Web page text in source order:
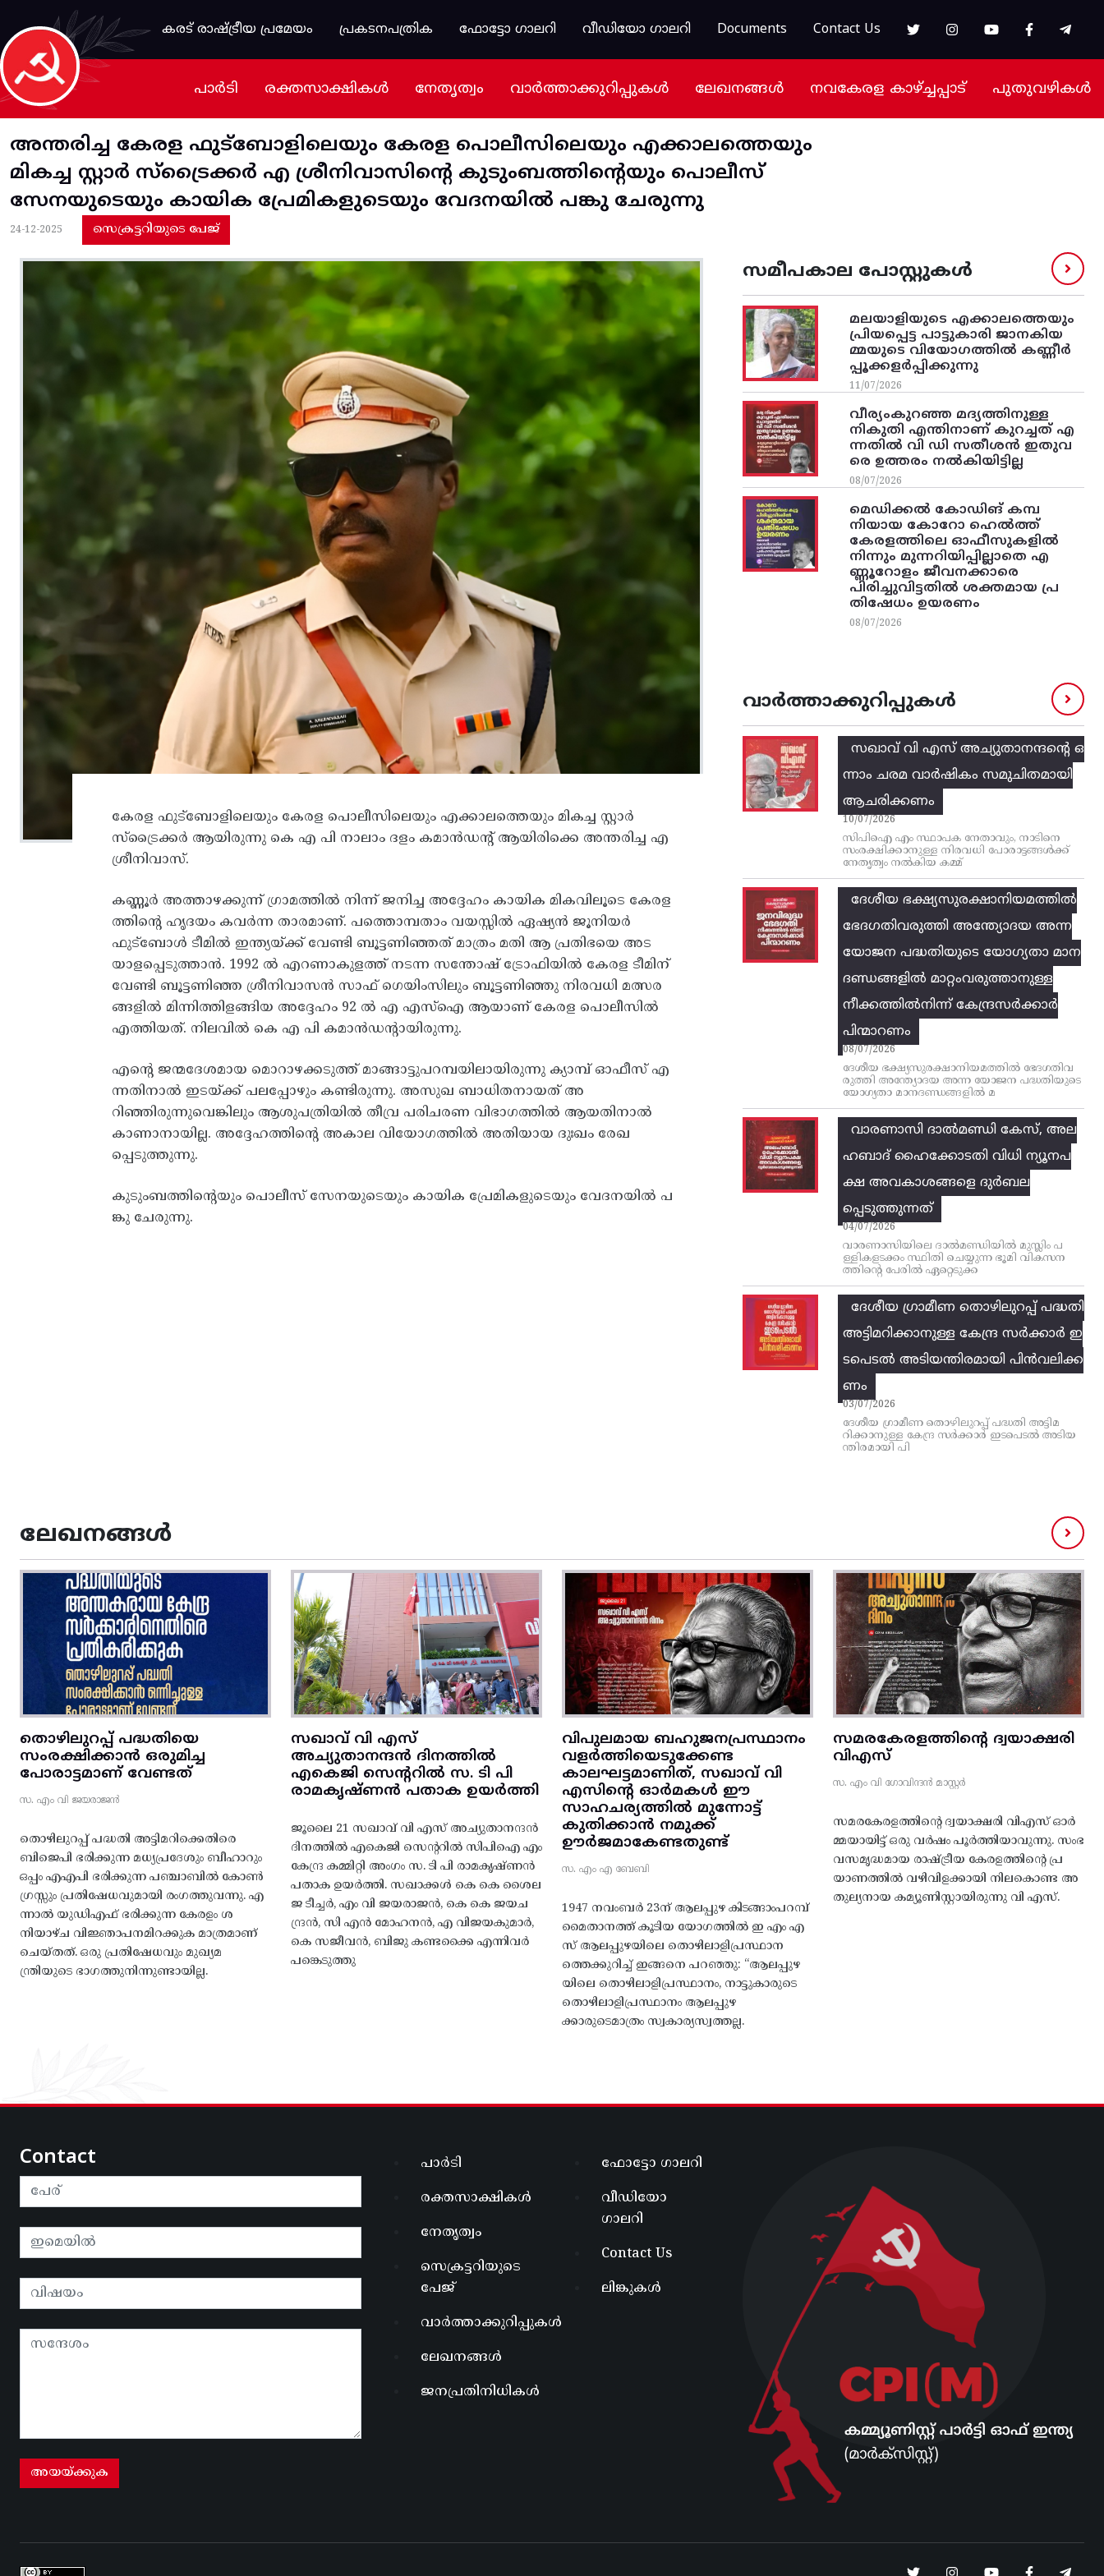
Skip to main content
കരട് രാഷ്ട്രീയ പ്രമേയം
പ്രകടനപത്രിക ഫോട്ടോ ഗാലറി വീഡിയോ ഗാലറി Documents Contact Us
പാർടി രക്തസാക്ഷികൾ നേതൃത്വം വാർത്താക്കുറിപ്പുകൾ ലേഖനങ്ങൾ നവകേരള കാഴ്ച്ചപ്പാട് പുതുവഴികൾ
അന്തരിച്ച കേരള ഫുട്ബോളിലെയും കേരള പൊലീസിലെയും എക്കാലത്തെയും
മികച്ച സ്റ്റാർ സ്ട്രൈക്കർ എ ശ്രീനിവാസിൻ്റെ കുടുംബത്തിൻ്റെയും പൊലീസ്
സേനയുടെയും കായിക പ്രേമികളുടെയും വേദനയിൽ പങ്കു ചേരുന്നു
24-12-2025 സെക്രട്ടറിയുടെ പേജ്
കേരള ഫുട്ബോളിലെയും കേരള പൊലീസിലെയും എക്കാലത്തെയും മികച്ച സ്റ്റാർ
സ്ട്രൈക്കർ ആയിരുന്നു കെ എ പി നാലാം ദളം കമാൻഡൻ്റ് ആയിരിക്കെ അന്തരിച്ച എ
ശ്രീനിവാസ്.
കണ്ണൂർ അത്താഴക്കുന്ന് ഗ്രാമത്തിൽ നിന്ന് ജനിച്ച അദ്ദേഹം കായിക മികവിലൂടെ കേരള
ത്തിൻ്റെ ഹൃദയം കവർന്ന താരമാണ്. പത്തൊമ്പതാം വയസ്സിൽ ഏഷ്യൻ ജൂനിയർ
ഫുട്‌ബോൾ ടീമിൽ ഇന്ത്യയ്ക്ക് വേണ്ടി ബൂട്ടണിഞ്ഞത് മാത്രം മതി ആ പ്രതിഭയെ അട
യാളപ്പെടുത്താൻ. 1992 ൽ എറണാകുളത്ത് നടന്ന സന്തോഷ് ട്രോഫിയിൽ കേരള ടീമിന്
വേണ്ടി ബൂട്ടണിഞ്ഞ ശ്രീനിവാസൻ സാഫ് ഗെയിംസിലും ബൂട്ടണിഞ്ഞു നിരവധി മത്സര
ങ്ങളിൽ മിന്നിത്തിളങ്ങിയ അദ്ദേഹം 92 ൽ എ എസ്ഐ ആയാണ് കേരള പൊലീസിൽ
എത്തിയത്. നിലവിൽ കെ എ പി കമാൻഡൻ്റായിരുന്നു.
എൻ്റെ ജന്മദേശമായ മൊറാഴക്കടുത്ത് മാങ്ങാട്ടുപറമ്പയിലായിരുന്നു ക്യാമ്പ് ഓഫീസ് എ
ന്നതിനാൽ ഇടയ്ക്ക് പലപ്പോഴും കണ്ടിരുന്നു. അസുഖ ബാധിതനായത് അ
റിഞ്ഞിരുന്നുവെങ്കിലും ആശുപത്രിയിൽ തീവ്ര പരിചരണ വിഭാഗത്തിൽ ആയതിനാൽ
കാണാനായില്ല. അദ്ദേഹത്തിൻ്റെ അകാല വിയോഗത്തിൽ അതിയായ ദുഃഖം രേഖ
പ്പെടുത്തുന്നു.
കുടുംബത്തിൻ്റെയും പൊലീസ് സേനയുടെയും കായിക പ്രേമികളുടെയും വേദനയിൽ പ
ങ്കു ചേരുന്നു.
സമീപകാല പോസ്റ്റുകൾ
മലയാളിയുടെ എക്കാലത്തെയും
പ്രിയപ്പെട്ട പാട്ടുകാരി ജാനകിയ
മ്മയുടെ വിയോഗത്തിൽ കണ്ണീർ
പ്പൂക്കളർപ്പിക്കുന്നു
11/07/2026
വീര്യംകുറഞ്ഞ മദ്യത്തിനുള്ള
നികുതി എന്തിനാണ് കുറച്ചത് എ
ന്നതിൽ വി ഡി സതീശൻ ഇതുവ
രെ ഉത്തരം നൽകിയിട്ടില്ല
08/07/2026
മെഡിക്കൽ കോഡിങ് കമ്പ
നിയായ കോറോ ഹെൽത്ത്
കേരളത്തിലെ ഓഫീസുകളിൽ
നിന്നും മുന്നറിയിപ്പില്ലാതെ എ
ണ്ണൂറോളം ജീവനക്കാരെ
പിരിച്ചുവിട്ടതിൽ‌ ശക്തമായ പ്ര
തിഷേധം ഉയരണം
08/07/2026
വാർത്താക്കുറിപ്പുകൾ
സഖാവ് വി എസ്‌ അച്യുതാനന്ദന്റെ ഒ
ന്നാം ചരമ വാര്‍ഷികം സമുചിതമായി
ആചരിക്കണം
10/07/2026
സിപിഐ എം സ്ഥാപക നേതാവും, നാടിനെ
സംരക്ഷിക്കാനുള്ള നിരവധി പോരാട്ടങ്ങള്‍ക്ക്‌
നേതൃത്വം നല്‍കിയ കമ്മ്
ദേശീയ ഭക്ഷ്യസുരക്ഷാനിയമത്തിൽ
ഭേദഗതിവരുത്തി അന്ത്യോദയ അന്ന
യോജന പദ്ധതിയുടെ യോഗ്യതാ മാന
ദണ്ഡങ്ങളിൽ മാറ്റംവരുത്താനുള്ള
നീക്കത്തിൽനിന്ന്‌ കേന്ദ്രസർക്കാർ
പിന്മാറണം
08/07/2026
ദേശീയ ഭക്ഷ്യസുരക്ഷാനിയമത്തിൽ ഭേദഗതിവ
രുത്തി അന്ത്യോദയ അന്ന യോജന പദ്ധതിയുടെ
യോഗ്യതാ മാനദണ്ഡങ്ങളിൽ മ
വാരണാസി ദാൽമണ്ഡി കേസ്, അല
ഹബാദ് ഹൈക്കോടതി വിധി ന്യൂനപ
ക്ഷ അവകാശങ്ങളെ ദുർബല
പ്പെടുത്തുന്നത്
04/07/2026
വാരണാസിയിലെ ദാൽമണ്ഡിയിൽ മുസ്ലിം പ
ള്ളികളടക്കം സ്ഥിതി ചെയ്യുന്ന ഭൂമി വികസന
ത്തിന്റെ പേരിൽ ഏറ്റെടുക്ക
ദേശീയ ഗ്രാമീണ തൊഴിലുറപ്പ്‌ പദ്ധതി
അട്ടിമറിക്കാനുള്ള കേന്ദ്ര സര്‍ക്കാര്‍ ഇ
ടപെടല്‍ അടിയന്തിരമായി പിന്‍വലിക്ക
ണം
03/07/2026
ദേശീയ ഗ്രാമീണ തൊഴിലുറപ്പ്‌ പദ്ധതി അട്ടിമ
റിക്കാനുള്ള കേന്ദ്ര സര്‍ക്കാര്‍ ഇടപെടല്‍ അടിയ
ന്തിരമായി പി
ലേഖനങ്ങൾ
തൊഴിലുറപ്പ് പദ്ധതിയെ
സംരക്ഷിക്കാൻ ഒരുമിച്ച
പോരാട്ടമാണ് വേണ്ടത്
സ. എം വി ജയരാജൻ
തൊഴിലുറപ്പ് പദ്ധതി അട്ടിമറിക്കെതിരെ
ബിജെപി ഭരിക്കുന്ന മധ്യപ്രദേശും ബീഹാറും
ഒപ്പം എഎപി ഭരിക്കുന്ന പഞ്ചാബിൽ കോൺ
ഗ്രസ്സും പ്രതിഷേധവുമായി രംഗത്തുവന്നു. എ
ന്നാൽ യുഡിഎഫ് ഭരിക്കുന്ന കേരളം ശ
നിയാഴ്ച വിജ്ഞാപനമിറക്കുക മാത്രമാണ്
ചെയ്തത്. ഒരു പ്രതിഷേധവും മുഖ്യമ
ന്ത്രിയുടെ ഭാഗത്തുനിന്നുണ്ടായില്ല.
സഖാവ് വി എസ്
അച്യുതാനന്ദൻ ദിനത്തിൽ
എകെജി സെന്ററിൽ സ. ടി പി
രാമകൃഷ്‌ണൻ പതാക ഉയർത്തി
ജൂലൈ 21 സഖാവ് വി എസ് അച്യുതാനന്ദൻ
ദിനത്തിൽ എകെജി സെന്ററിൽ സിപിഐ എം
കേന്ദ്ര കമ്മിറ്റി അംഗം സ. ടി പി രാമകൃഷ്‌ണൻ
പതാക ഉയർത്തി. സഖാക്കൾ കെ കെ ശൈല
ജ ടീച്ചർ, എം വി ജയരാജൻ, കെ കെ ജയച
ന്ദ്രൻ, സി എൻ മോഹനൻ, എ വിജയകുമാർ,
കെ സജീവൻ, ബിജു കണ്ടക്കൈ എന്നിവർ
പങ്കെടുത്തു
വിപുലമായ ബഹുജനപ്രസ്ഥാനം
വളർത്തിയെടുക്കേണ്ട
കാലഘട്ടമാണിത്, സഖാവ് വി
എസിന്റെ ഓർമകൾ ഈ
സാഹചര്യത്തിൽ മുന്നോട്ട്‌
കുതിക്കാൻ നമുക്ക്
ഊർജമാകേണ്ടതുണ്ട്
സ. എം എ ബേബി
1947 നവംബർ 23ന് ആലപ്പുഴ കിടങ്ങാംപറമ്പ്‌
മൈതാനത്ത്‌ കൂടിയ യോഗത്തിൽ ഇ എം എ
സ് ആലപ്പുഴയിലെ തൊഴിലാളിപ്രസ്ഥാന
ത്തെക്കുറിച്ച് ഇങ്ങനെ പറഞ്ഞു: “ആലപ്പുഴ
യിലെ തൊഴിലാളിപ്രസ്ഥാനം, നാട്ടുകാരുടെ
തൊഴിലാളിപ്രസ്ഥാനം ആലപ്പുഴ
ക്കാരുടെമാത്രം സ്വകാര്യസ്വത്തല്ല.
സമരകേരളത്തിൻ്റെ ദ്വയാക്ഷരി
വിഎസ്
സ. എം വി ഗോവിന്ദൻ മാസ്റ്റർ
സമരകേരളത്തിൻ്റെ ദ്വയാക്ഷരി വിഎസ് ഓർ
മ്മയായിട്ട് ഒരു വർഷം പൂർത്തിയാവുന്നു. സംഭ
വസമൃദ്ധമായ രാഷ്ട്രീയ കേരളത്തിന്റെ പ്ര
യാണത്തിൽ വഴിവിളക്കായി നിലകൊണ്ട അ
തുല്യനായ കമ്യൂണിസ്റ്റായിരുന്നു വി എസ്.
Contact പാർടി
രക്തസാക്ഷികൾ
നേതൃത്വം
സെക്രട്ടറിയുടെ
പേജ്
വാർത്താക്കുറിപ്പുകൾ
ലേഖനങ്ങൾ
ജനപ്രതിനിധികൾ
ഫോട്ടോ ഗാലറി
വീഡിയോ
ഗാലറി
Contact Us
ലിങ്കുകൾ